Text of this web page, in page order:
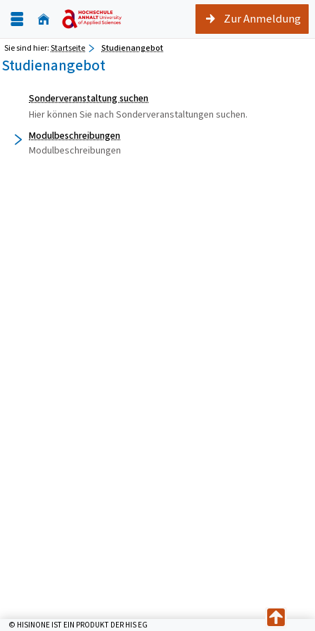
Zur Anmeldung
Sie sind hier:Startseite Studienangebot
Studienangebot
Sonderveranstaltung suchen
Hier können Sie nach Sonderveranstaltungen suchen.
Modulbeschreibungen
Modulbeschreibungen
© HISINONE IST EIN PRODUKT DER HIS EG